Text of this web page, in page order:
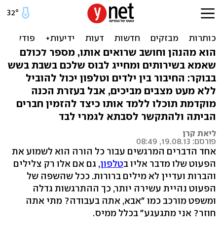
שתיקה, ואז ניתוק: ללמד את
הילד לדבר בטלפון
הוא מהנהן וחושב שרואים אותו, מספר לכולם
שאמא בשירותים ומחייג לבוס שלכם בשבת בשש
בבוקר: החיבור בין ילדים וטלפון יכול להוביל
ללא מעט מצבים מביכים, אבל בעזרת הכנה
מוקדמת תוכלו ללמד אותו כיצד להזמין חברים
הביתה ולהתקשר לסבתא לגמרי לבד
ליאת קרן
פורסם: 19.08.13, 08:49
אחד הדברים המרגשים עבור כל הורה הוא לשמוע את
הפעוט שלו מדבר אליו בטלפון, גם אם אלו רק צלילים
והברות ועדיין לא מילים ברורות. ככל שהשפה של
הפעוט נהיית עשירה יותר, כך ההתרגשות גדלה
ומשפט מורכב כמו "אבא, אתה בעבודה? מתי אתה
חוזר? אני מתגעגע" בכלל ממיס.